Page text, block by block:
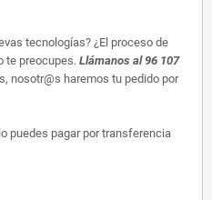
tecnologías? ¿El proceso de
te preocupes. Llámanos al 96 107
nosotr@s haremos tu pedido por
puedes pagar por transferencia